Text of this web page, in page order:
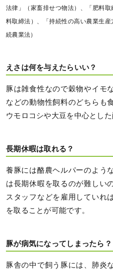
法律」（家畜排せつ物法）、「肥料
料取締法）、「持続性の高い農業生
続農業法）
えさは何を与えたらいい？
豚は雑食性なので穀物やイモ
などの動物性飼料のどちらも
ウモロコシや大豆を中心とし
長期休暇は取れる？
養豚には酪農ヘルパーのよう
は長期休暇を取るのが難しい
スタッフなどを雇用していれ
を取ることが可能です。
豚が病気になってしまったら？
豚舎の中で飼う豚には、肺炎